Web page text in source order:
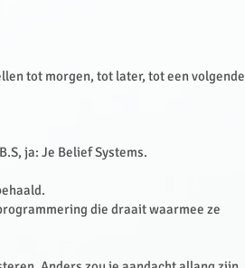
tot morgen, tot later, tot een volgende
ja: Je Belief Systems.
die draait waarmee ze